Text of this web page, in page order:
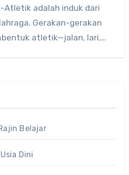
Atletik adalah induk dari
Gerakan-gerakan
atletik—jalan, lari,
Belajar
Dini